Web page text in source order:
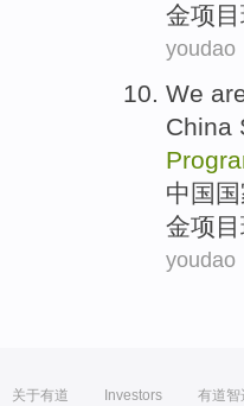
金项目
youdao
We
China
中国
金项目
youdao
关于有道 Investors 有道智